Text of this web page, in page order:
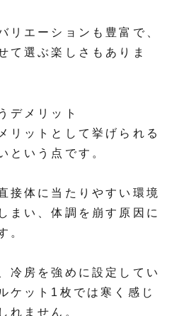
リエーションも豊富で、
て選ぶ楽しさもありま
デメリット
リットとして挙げられる
という点です。
接体に当たりやすい環境
まい、体調を崩す原因に
。
冷房を強めに設定してい
ケット1枚では寒く感じ
れません。